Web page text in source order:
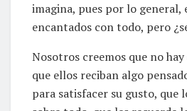
imagina, pues por lo general,
encantados con todo, pero
Nosotros creemos que no hay
que ellos reciban algo
para satisfacer su gusto, que